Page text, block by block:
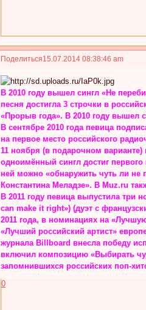
Поделиться15.07.2014 08:38:46 am
В 2010 году вышел сингл «Не
песня достигла 3 строчки в
«Прорыв года». В 2010 году вышел
В сентябре 2010 года певица
на первое место российского
11 ноября (в подарочном
одноимённый сингл достиг
ней можно «обнаружить чуть ли не
Константина Меладзе». В Muz.ru
В 2011 году певица выпустила три
can make it right») (дуэт с
2011 года, в номинациях на
«Лучший российский артист»
журнала Billboard внесла победу
включил композицию «Выбирать
запомнившихся российских поп-
0